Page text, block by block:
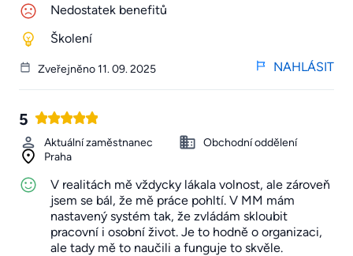
Nedostatek benefitů
Školení
Zveřejněno 11. 09. 2025 NAHLÁSIT
5
Aktuální zaměstnanec
Obchodní oddělení
Praha
V realitách mě vždycky lákala volnost, ale zároveň
jsem se bál, že mě práce pohltí. V MM mám
nastavený systém tak, že zvládám skloubit
pracovní i osobní život. Je to hodně o organizaci,
ale tady mě to naučili a funguje to skvěle.